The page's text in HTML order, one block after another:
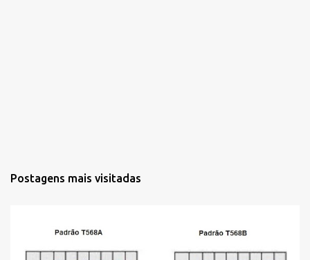
Postagens mais visitadas